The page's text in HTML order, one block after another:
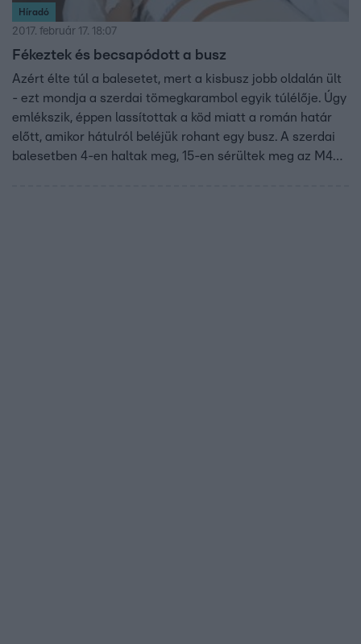
Híradó
2017. február 17. 18:07
Fékeztek és becsapódott a busz
Azért élte túl a balesetet, mert a kisbusz jobb oldalán ült
- ezt mondja a szerdai tömegkarambol egyik túlélője. Úgy
emlékszik, éppen lassítottak a köd miatt a román határ
előtt, amikor hátulról beléjük rohant egy busz. A szerdai
balesetben 4-en haltak meg, 15-en sérültek meg az M43-